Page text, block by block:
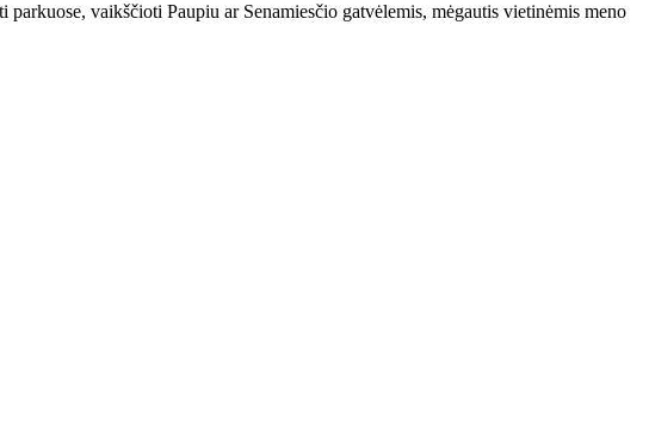
vaikščioti Paupiu ar Senamiesčio gatvėlemis, mėgautis vietinėmis meno